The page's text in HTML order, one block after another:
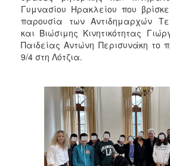
2018
2017
2016
2013
2012
2011
2010
2006
Γυμνασίου Ηρακλείου που
παρουσία των Αντιδημαρχών
και Βιώσιμης Κινητικότητας
Παιδείας Αντώνη Περισυνάκη το
9/4 στη Λότζια.